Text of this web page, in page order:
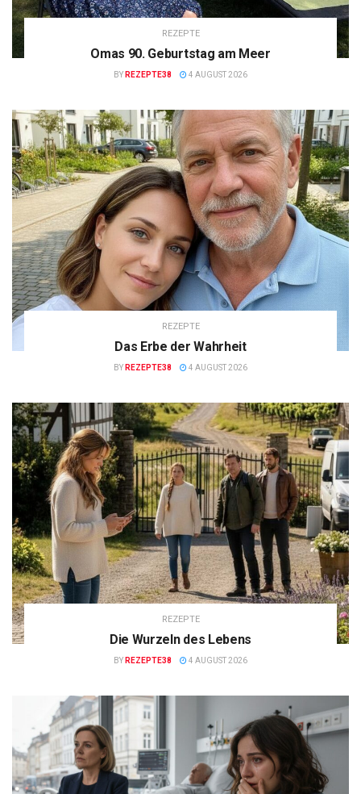
REZEPTE
Omas 90. Geburtstag am Meer
BY REZEPTE38 4 AUGUST 2026
REZEPTE
Das Erbe der Wahrheit
BY REZEPTE38 4 AUGUST 2026
REZEPTE
Die Wurzeln des Lebens
BY REZEPTE38 4 AUGUST 2026